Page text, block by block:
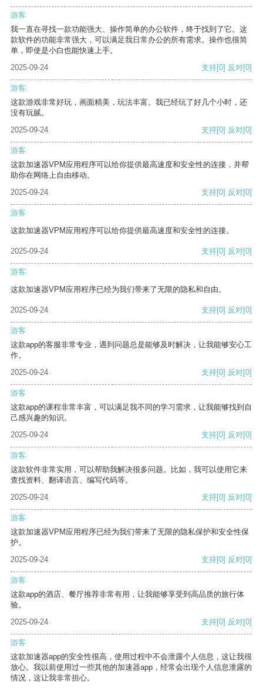
游客
我一直在寻找一款功能强大、操作简单的办公软件，终于找到了它。这
款软件的功能非常强大，可以满足我日常办公的所有需求。操作也很简
单，即使是小白也能快速上手。
2025-09-24
支持[0] 反对[0]
游客
这款游戏非常好玩，画面精美，玩法丰富。我已经玩了好几个小时，还
没有玩腻。
2025-09-24
支持[0] 反对[0]
游客
这款加速器VPM应用程序可以给你提供最高速度和安全性的连接，并帮
助你在网络上自由移动。
2025-09-24
支持[0] 反对[0]
游客
这款加速器VPM应用程序可以给你提供最高速度和安全性的连接。
2025-09-24 支持[0] 反对[0]
游客
这款加速器VPM应用程序已经为我们带来了无限的隐私和自由。
2025-09-24 支持[0] 反对[0]
游客
这款app的客服非常专业，遇到问题总是能够及时解决，让我能够安心工
作。
2025-09-24
支持[0] 反对[0]
游客
这款app的课程非常丰富，可以满足我不同的学习需求，让我能够找到自
己感兴趣的知识。
2025-09-24
支持[0] 反对[0]
游客
这款软件非常实用，可以帮助我解决很多问题。比如，我可以使用它来
查找资料、翻译语言、编写代码等。
2025-09-24
支持[0] 反对[0]
游客
这款加速器VPM应用程序已经为我们带来了无限的隐私保护和安全性保
护。
2025-09-24
支持[0] 反对[0]
游客
这款app的酒店、餐厅推荐非常有用，让我能够享受到高品质的旅行体
验。
2025-09-24
支持[0] 反对[0]
游客
这款加速器app的安全性很高，使用过程中不会泄露个人信息，这让我很
放心。我以前使用过一些其他的加速器app，经常会出现个人信息泄露的
情况，这让我非常担心。